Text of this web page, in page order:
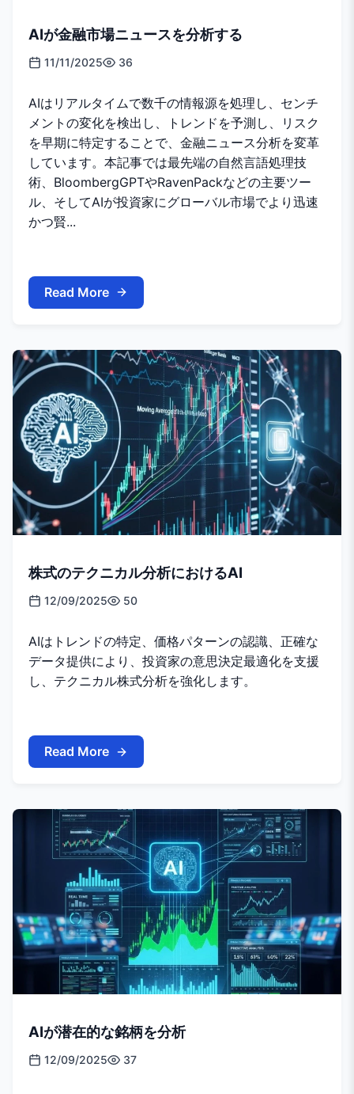
AIが金融市場ニュースを分析する
11/11/2025 36
AIはリアルタイムで数千の情報源を処理し、センチ
メントの変化を検出し、トレンドを予測し、リスク
を早期に特定することで、金融ニュース分析を変革
しています。本記事では最先端の自然言語処理技
術、BloombergGPTやRavenPackなどの主要ツー
ル、そしてAIが投資家にグローバル市場でより迅速
かつ賢...
Read More
株式のテクニカル分析におけるAI
12/09/2025 50
AIはトレンドの特定、価格パターンの認識、正確な
データ提供により、投資家の意思決定最適化を支援
し、テクニカル株式分析を強化します。
Read More
AIが潜在的な銘柄を分析
12/09/2025 37